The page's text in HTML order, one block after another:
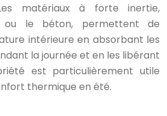
matériaux à forte inertie,
le béton, permettent de
intérieure en absorbant les
la journée et en les libérant
est particulièrement utile
thermique en été.